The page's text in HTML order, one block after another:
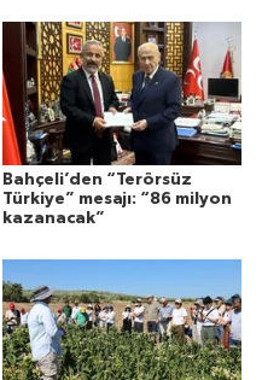
Bahçeli’den “Terörsüz
Türkiye” mesajı: “86 milyon
kazanacak”